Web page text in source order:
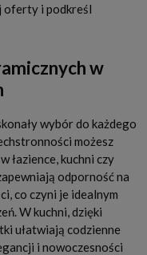
oferty i podkreśl
w
wybór do każdego
możesz
łazience, kuchni czy
odporność na
co czyni je idealnym
W kuchni, dzięki
ułatwiają codzienne
i nowoczesności